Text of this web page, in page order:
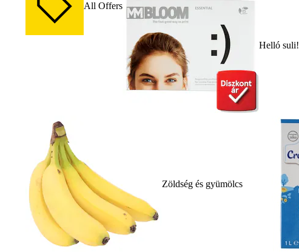
All Offers
Helló suli!
Zöldség és gyümölcs